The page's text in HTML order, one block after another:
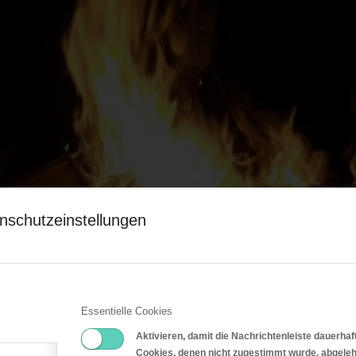
Essentielle Cookies
Aktivieren, damit die Nachrichtenleiste
Cookies, denen nicht zugestimmt wurde,